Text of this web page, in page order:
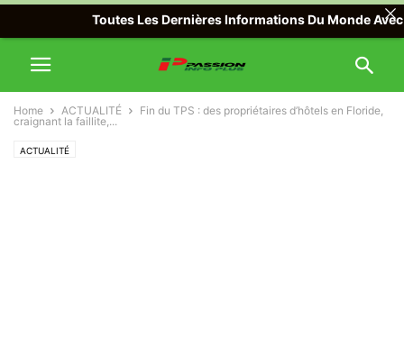
Home ACTUALITÉ
Fin du TPS : des propriétaires d’hôtels en Floride,
craignant la faillite,...
ACTUALITÉ
Toutes Les Dernières Informations Du Monde Avec